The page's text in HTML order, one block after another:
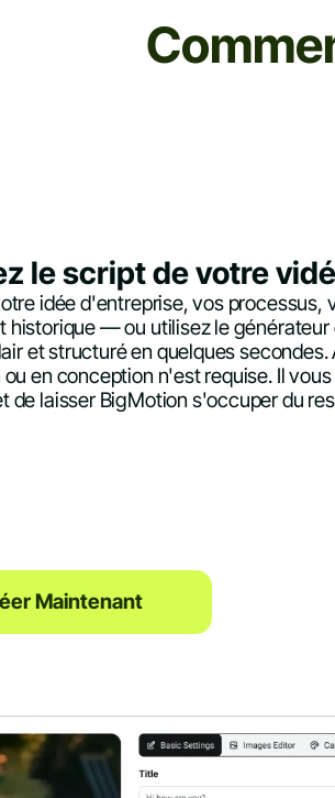
le script de votre
idée d'entreprise, vos processus,
historique — ou utilisez le générateur
et structuré en quelques
en conception n'est requise. Il
de laisser BigMotion s'occuper du
Maintenant